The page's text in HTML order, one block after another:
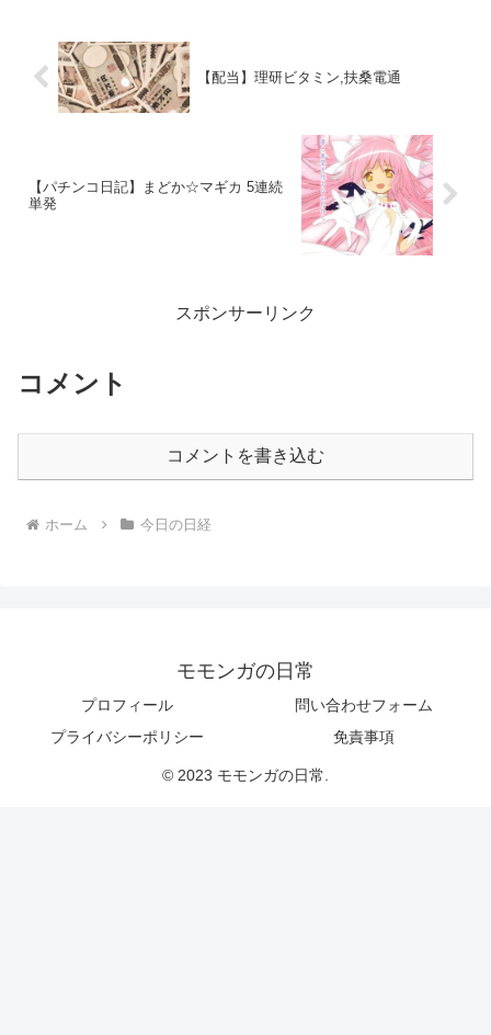
【配当】理研ビタミン,扶桑電通
【パチンコ日記】まどか☆マギカ 5連続
単発
スポンサーリンク
コメント
コメントを書き込む
ホーム 今日の日経
モモンガの日常
プロフィール
問い合わせフォーム
プライバシーポリシー
免責事項
© 2023 モモンガの日常.